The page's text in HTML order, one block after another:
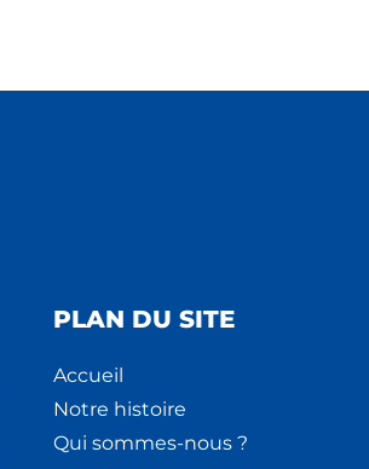
PLAN DU SITE
Accueil
Notre histoire
Qui sommes-nous ?